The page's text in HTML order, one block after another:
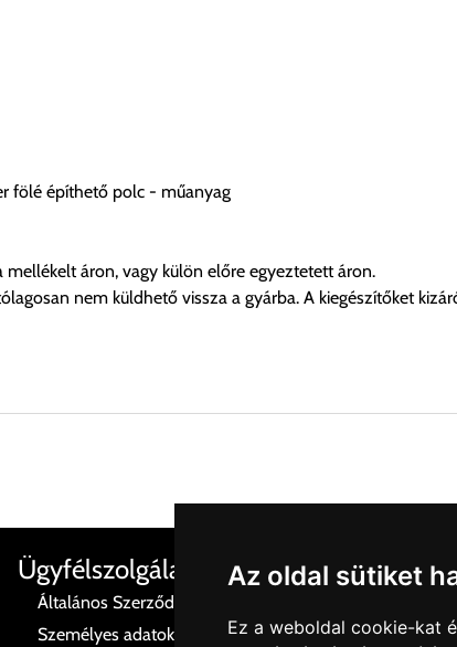
Az oldal sütiket
Ez a weboldal cookie-kat
fölé építhető polc - műanyag
áron, vagy külön előre egyeztetett áron.
nem küldhető vissza a gyárba. A kiegészítőket
Budapesti Cégcsoportunk Stúdiójában előre egyeztetett
Ügyfélszolgálat
Általános Szerződési Feltételek
Személyes adatok és azok kezelése
Rólunk